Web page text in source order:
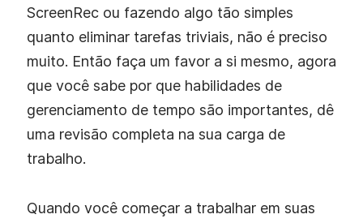
ScreenRec ou fazendo algo tão simples
quanto eliminar tarefas triviais, não é preciso
muito. Então faça um favor a si mesmo, agora
que você sabe por que habilidades de
gerenciamento de tempo são importantes, dê
uma revisão completa na sua carga de
trabalho.
Quando você começar a trabalhar em suas